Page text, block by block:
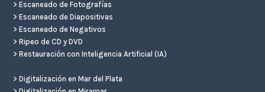
> Escaneado de Fotografías
> Escaneado de Diapositivas
> Escaneado de Negativos
> Ripeo de CD y DVD
> Restauración con Inteligencia Artificial (IA)
> Digitalización en Mar del Plata